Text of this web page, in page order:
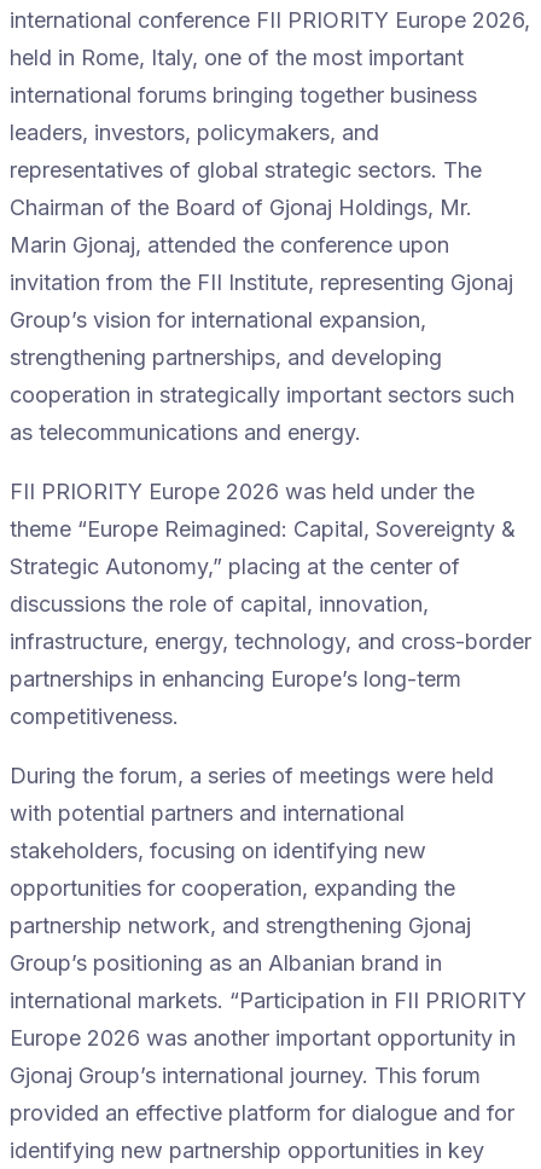
international conference FII PRIORITY Europe 2026,
held in Rome, Italy, one of the most important
international forums bringing together business
leaders, investors, policymakers, and
representatives of global strategic sectors. The
Chairman of the Board of Gjonaj Holdings, Mr.
Marin Gjonaj, attended the conference upon
invitation from the FII Institute, representing Gjonaj
Group’s vision for international expansion,
strengthening partnerships, and developing
cooperation in strategically important sectors such
as telecommunications and energy.
FII PRIORITY Europe 2026 was held under the
theme “Europe Reimagined: Capital, Sovereignty &
Strategic Autonomy,” placing at the center of
discussions the role of capital, innovation,
infrastructure, energy, technology, and cross-border
partnerships in enhancing Europe’s long-term
competitiveness.
During the forum, a series of meetings were held
with potential partners and international
stakeholders, focusing on identifying new
opportunities for cooperation, expanding the
partnership network, and strengthening Gjonaj
Group’s positioning as an Albanian brand in
international markets. “Participation in FII PRIORITY
Europe 2026 was another important opportunity in
Gjonaj Group’s international journey. This forum
provided an effective platform for dialogue and for
identifying new partnership opportunities in key